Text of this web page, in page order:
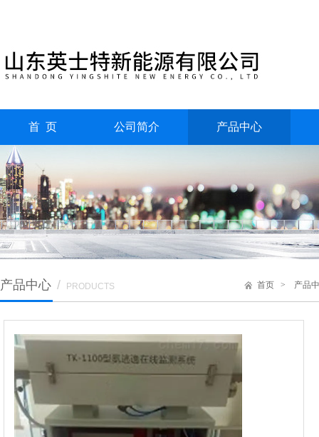
首 页 公司简介 产品中心
产品中心 / PRODUCTS 首页 > 产品